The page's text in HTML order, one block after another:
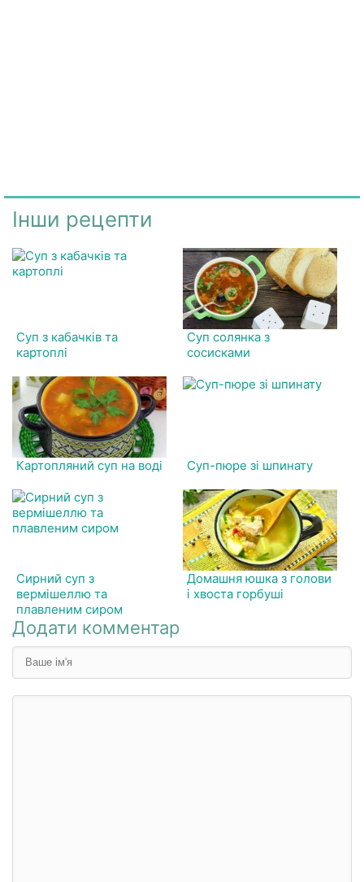
Інши рецепти
Суп з кабачків та
картоплі
Суп солянка з
сосисками
Картопляний суп на воді Суп-пюре зі шпинату
Сирний суп з
вермішеллю та
плавленим сиром
Домашня юшка з голови
і хвоста горбуші
Додати комментар